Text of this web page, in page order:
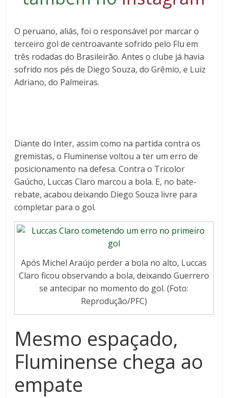
O peruano, aliás, foi o responsável por marcar o
terceiro gol de centroavante sofrido pelo Flu em
três rodadas do Brasileirão. Antes o clube já havia
sofrido nos pés de Diego Souza, do Grêmio, e Luiz
Adriano, do Palmeiras.
Diante do Inter, assim como na partida contra os
gremistas, o Fluminense voltou a ter um erro de
posicionamento na defesa. Contra o Tricolor
Gaúcho, Luccas Claro marcou a bola. E, no bate-
rebate, acabou deixando Diego Souza livre para
completar para o gol.
Após Michel Araújo perder a bola no alto, Luccas
Claro ficou observando a bola, deixando Guerrero
se antecipar no momento do gol. (Foto:
Reprodução/PFC)
Mesmo espaçado,
Fluminense chega ao
empate